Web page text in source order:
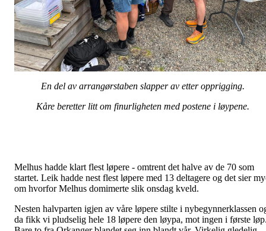
En del av arrangørstaben slapper av etter opprigging.
Kåre beretter litt om finurligheten med postene i løypene.
Melhus hadde klart flest løpere - omtrent det halve av de 70 som
startet. Leik hadde nest flest løpere med 13 deltagere og det sier
om hvorfor Melhus domimerte slik onsdag kveld.
Nesten halvparten igjen av våre løpere stilte i nybegynnerklassen
da fikk vi pludselig hele 18 løpere den løypa, mot ingen i første